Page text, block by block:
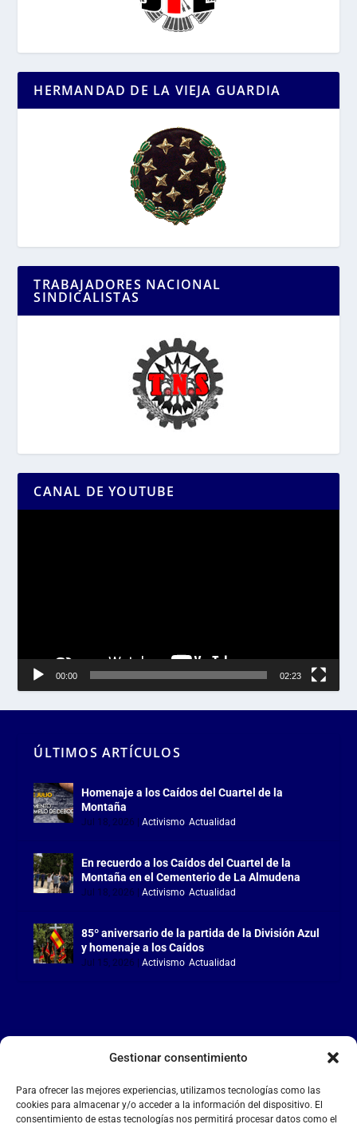
Gestionar consentimiento
Para ofrecer las mejores experiencias, utilizamos tecnologías como las
cookies para almacenar y/o acceder a la información del dispositivo. El
consentimiento de estas tecnologías nos permitirá procesar datos como el
HERMANDAD DE LA VIEJA GUARDIA
TRABAJADORES NACIONAL
SINDICALISTAS
CANAL DE YOUTUBE
00:00 02:23
ÚLTIMOS ARTÍCULOS
Homenaje a los Caídos del Cuartel de la
Montaña
Jul 18, 2026 |Activismo,Actualidad
En recuerdo a los Caídos del Cuartel de la
Montaña en el Cementerio de La Almudena
Jul 18, 2026 |Activismo,Actualidad
85º aniversario de la partida de la División Azul
y homenaje a los Caídos
Jul 15, 2026 |Activismo,Actualidad
LA FALANGE
Reproductor
de